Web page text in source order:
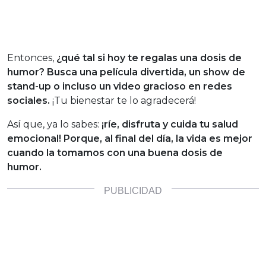
Entonces, ¿qué tal si hoy te regalas una dosis de
humor? Busca una película divertida, un show de
stand-up o incluso un video gracioso en redes
sociales. ¡Tu bienestar te lo agradecerá!
Así que, ya lo sabes: ¡ríe, disfruta y cuida tu salud
emocional! Porque, al final del día, la vida es mejor
cuando la tomamos con una buena dosis de
humor.